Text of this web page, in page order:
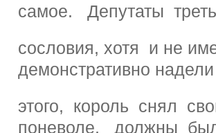
самое. Депутаты
сословия, хотя и не
демонстративно
этого, король снял
поневоле, должны